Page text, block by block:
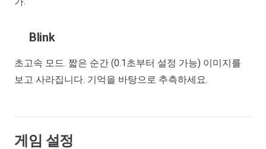
Blink
초고속 모드. 짧은 순간 (0.1초부터 설정 가능) 이미지를
보고 사라집니다. 기억을 바탕으로 추측하세요.
게임 설정